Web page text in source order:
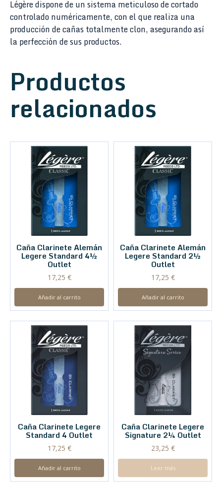
Légère dispone de un sistema meticuloso de cortado
controlado numéricamente, con el que realiza una
producción de cañas totalmente clon, asegurando así
la perfección de sus productos.
Productos
relacionados
Caña Clarinete Alemán
Legere Standard 4½
Outlet
17,25 €
Añadir al carrito
Caña Clarinete Alemán
Legere Standard 2½
Outlet
17,25 €
Añadir al carrito
Caña Clarinete Legere
Standard 4 Outlet
17,25 €
Añadir al carrito
Caña Clarinete Legere
Signature 2¼ Outlet
23,25 €
Leer más